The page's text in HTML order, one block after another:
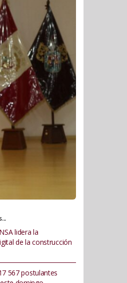
lidera la
de la construcción
567 postulantes